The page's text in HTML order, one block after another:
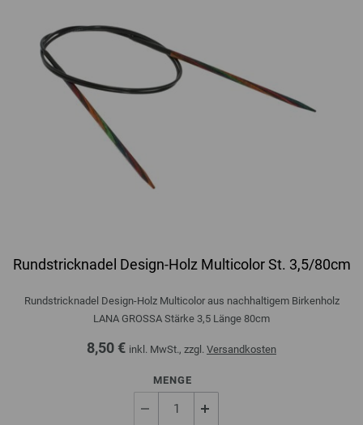
Rundstricknadel Design-Holz Multicolor St. 3,5/80cm
Rundstricknadel Design-Holz Multicolor aus nachhaltigem Birkenholz
LANA GROSSA Stärke 3,5 Länge 80cm
8,50 € inkl. MwSt., zzgl. Versandkosten
MENGE